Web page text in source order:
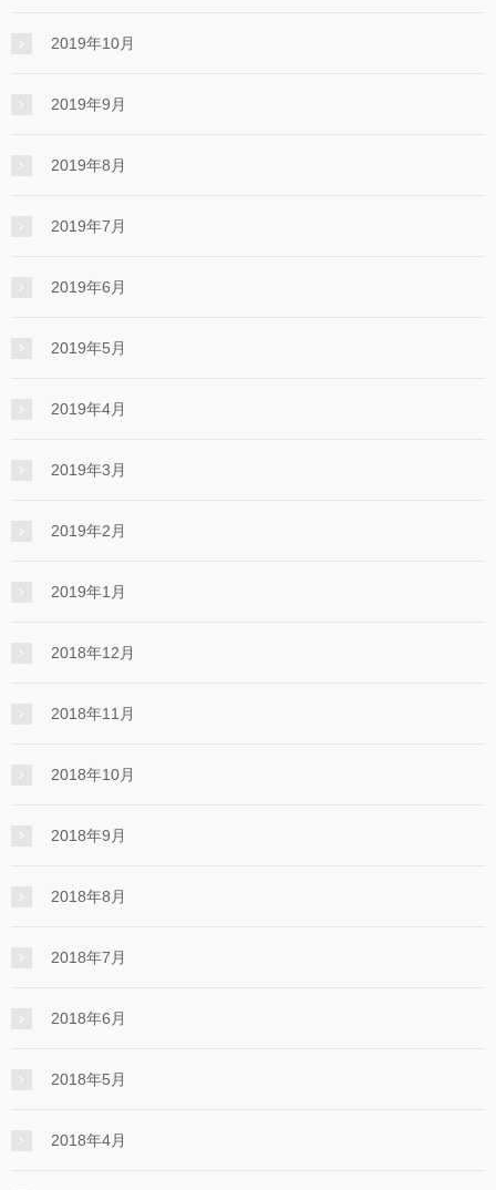
2019年10月
2019年9月
2019年8月
2019年7月
2019年6月
2019年5月
2019年4月
2019年3月
2019年2月
2019年1月
2018年12月
2018年11月
2018年10月
2018年9月
2018年8月
2018年7月
2018年6月
2018年5月
2018年4月